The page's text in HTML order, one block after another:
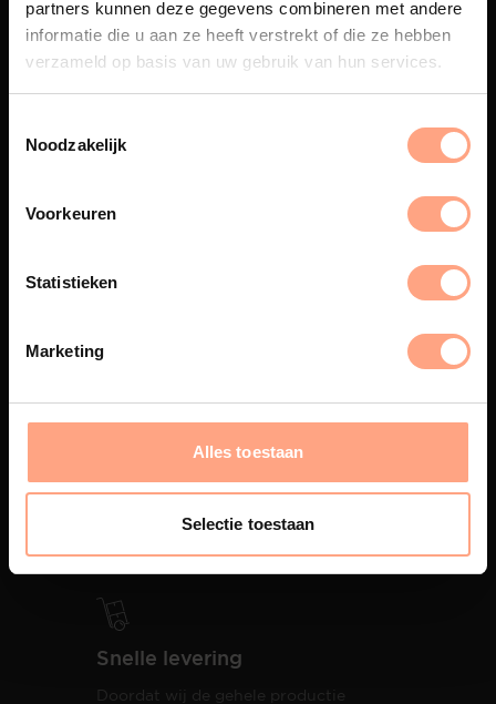
partners kunnen deze gegevens combineren met andere
informatie die u aan ze heeft verstrekt of die ze hebben
verzameld op basis van uw gebruik van hun services.
Noodzakelijk
Voorkeuren
Statistieken
Marketing
Alles toestaan
Selectie toestaan
Een exclusieve handgemaakte
beleving, waar Nederlands
vakmanschap en design
een hoogwaardige twee
ontzorging van eerste schets tot
totale woonbeleving.
Snelle levering
Doordat wij de gehele productie